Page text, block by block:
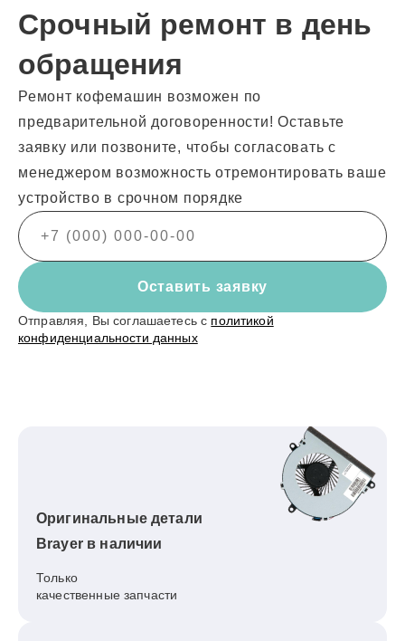
Срочный ремонт в день
обращения
Ремонт кофемашин возможен по
предварительной договоренности! Оставьте
заявку или позвоните, чтобы согласовать с
менеджером возможность отремонтировать ваше
устройство в срочном порядке
Оставить заявку
Отправляя, Вы соглашаетесь с политикой
конфиденциальности данных
Оригинальные детали
Brayer в наличии
Только
качественные запчасти